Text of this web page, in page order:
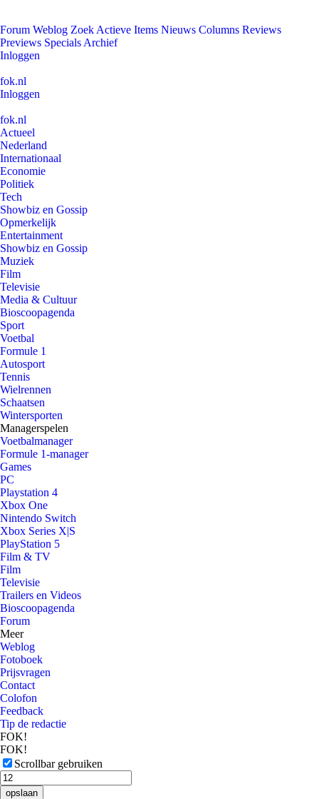
Forum Weblog Zoek Actieve Items Nieuws Columns Reviews
Previews Specials Archief
Inloggen
fok.nl
Inloggen
fok.nl
Actueel
Nederland
Internationaal
Economie
Politiek
Tech
Showbiz en Gossip
Opmerkelijk
Entertainment
Showbiz en Gossip
Muziek
Film
Televisie
Media & Cultuur
Bioscoopagenda
Sport
Voetbal
Formule 1
Autosport
Tennis
Wielrennen
Schaatsen
Wintersporten
Managerspelen
Voetbalmanager
Formule 1-manager
Games
PC
Playstation 4
Xbox One
Nintendo Switch
Xbox Series X|S
PlayStation 5
Film & TV
Film
Televisie
Trailers en Videos
Bioscoopagenda
Forum
Meer
Weblog
Fotoboek
Prijsvragen
Contact
Colofon
Feedback
Tip de redactie
FOK!
FOK!
Scrollbar gebruiken
opslaan